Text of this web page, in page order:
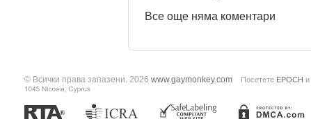
Все още няма коментари
© Всички права запазени. 2026 www.gaymonkey.com Посетете EPOCH и